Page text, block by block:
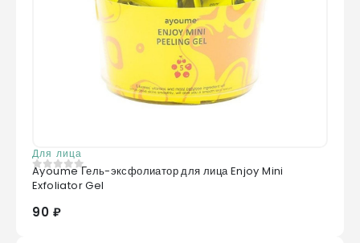
Для лица
0из 5
Ayoume Гель-эксфолиатор для лица Enjoy Mini
Exfoliator Gel
90 ₽